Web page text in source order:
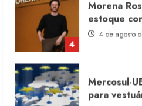
5
Mercosul-
para
3 de agosto
Renata
Sou de